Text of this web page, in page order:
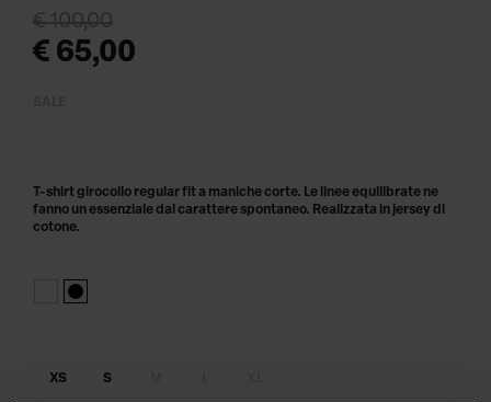
€ 65,00
€ 100,00
XS S
T-shirt girocollo regular fit a maniche corte. Le linee equilibrate ne
fanno un essenziale dal carattere spontaneo. Realizzata in jersey di
cotone.